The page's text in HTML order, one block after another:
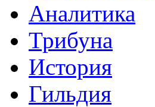
Аналитика
Трибуна
История
Гильдия